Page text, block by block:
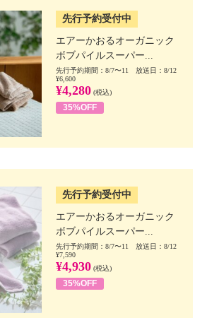
先行予約受付中
エアーかおるオーガニック
ボブパイルスーパー...
先行予約期間：8/7〜11 放送日：8/12
¥6,600
¥4,280 (税込)
35%OFF
先行予約受付中
エアーかおるオーガニック
ボブパイルスーパー...
先行予約期間：8/7〜11 放送日：8/12
¥7,590
¥4,930 (税込)
35%OFF